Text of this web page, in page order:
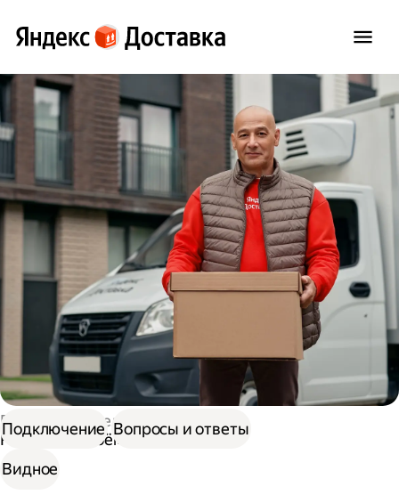
Работа водителем
Работа на своём грузовом авто
Видное
Подключение Вопросы и ответы